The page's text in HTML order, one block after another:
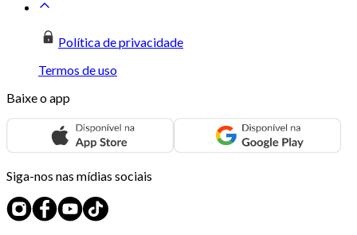
Política de privacidade
Termos de uso
Baixe o app
Siga-nos nas mídias sociais